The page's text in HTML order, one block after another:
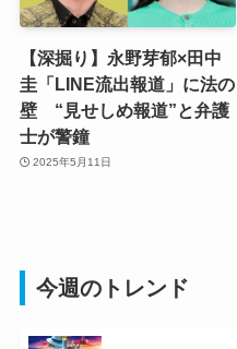
【深掘り】永野芽郁×田中
圭「LINE流出報道」に法の
壁 “見せしめ報道”と弁護
士が警鐘
2025年5月11日
今週のトレンド